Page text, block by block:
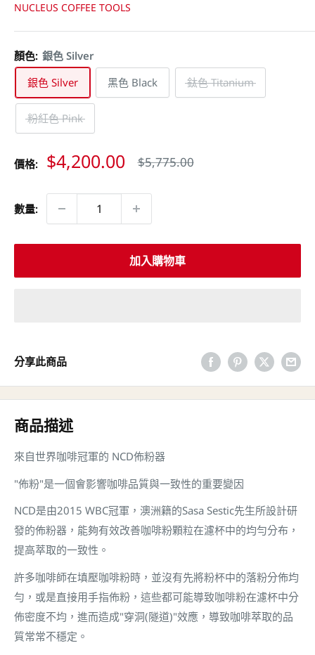
NUCLEUS COFFEE TOOLS
顏色: 銀色 Silver
銀色 Silver
黑色 Black 鈦色 Titanium
粉紅色 Pink
價格: 特
$4,200.00 原
$5,775.00
數量:
加入購物車
分享此商品
商品描述
來自世界咖啡冠軍的 NCD佈粉器
"佈粉"是一個會影響咖啡品質與一致性的重要變因
NCD是由2015 WBC冠軍，澳洲籍的Sasa Sestic先生所設計研
發的佈粉器，能夠有效改善咖啡粉顆粒在濾杯中的均勻分布，
提高萃取的一致性。
許多咖啡師在填壓咖啡粉時，並沒有先將粉杯中的落粉分佈均
勻，或是直接用手指佈粉，這些都可能導致咖啡粉在濾杯中分
佈密度不均，進而造成"穿洞(隧道)"效應，導致咖啡萃取的品
質常常不穩定。